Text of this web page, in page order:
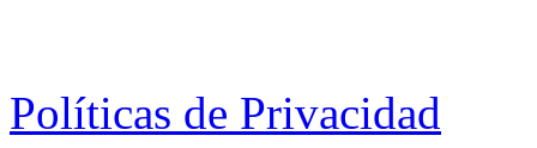
Políticas de Privacidad